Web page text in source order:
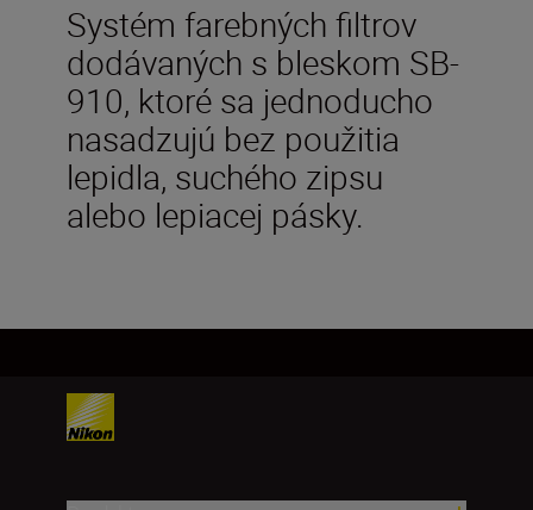
Systém farebných filtrov
dodávaných s bleskom SB-
910, ktoré sa jednoducho
nasadzujú bez použitia
lepidla, suchého zipsu
alebo lepiacej pásky.